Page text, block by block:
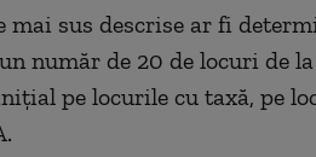
sus descrise ar fi
număr de 20 de locuri de
pe locurile cu taxă, pe